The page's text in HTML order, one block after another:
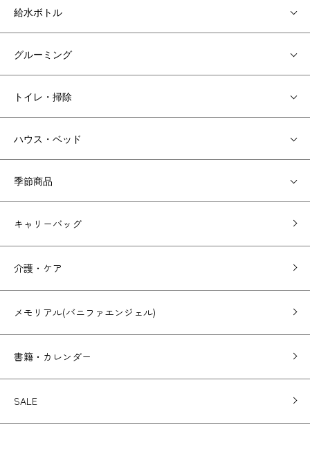
給水ボトル
グルーミング
トイレ・掃除
ハウス・ベッド
季節商品
キャリーバッグ
介護・ケア
メモリアル(バニファエンジェル)
書籍・カレンダー
SALE